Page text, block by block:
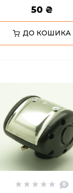
50 ₴
ДО КОШИКА
0